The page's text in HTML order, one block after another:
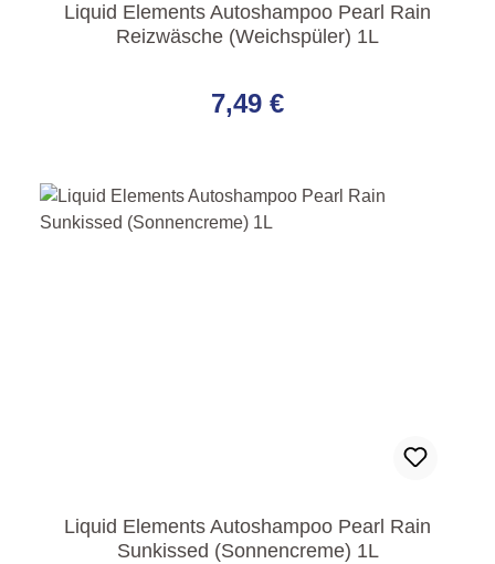
Liquid Elements Autoshampoo Pearl Rain
Reizwäsche (Weichspüler) 1L
7,49 €
Liquid Elements Autoshampoo Pearl Rain
Sunkissed (Sonnencreme) 1L